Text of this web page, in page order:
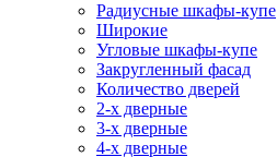
Радиусные шкафы-купе
Широкие
Угловые шкафы-купе
Закругленный фасад
Количество дверей
2-х дверные
3-х дверные
4-х дверные